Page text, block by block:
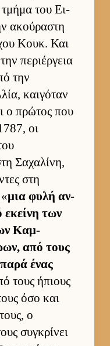
τμήμα του Ει­
ακού­ραστη
Κουκ. Και
περιέρ­γεια
την
και­γόταν
ο πρώτος που
οι
Σαχαλίνη,
στη
μια φυλή αν­
των
Καμ­
από τους
ένας
τους ήπιους
όσο και
ο
συγκρίνει